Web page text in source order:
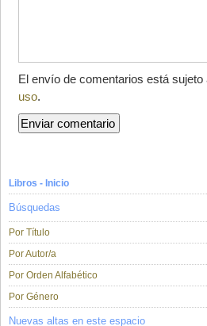
El envío de comentarios está sujeto
uso.
Libros - Inicio
Búsquedas
Por Título
Por Autor/a
Por Orden Alfabético
Por Género
Nuevas altas en este espacio